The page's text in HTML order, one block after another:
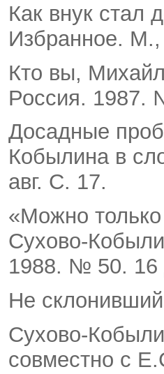
Как внук стал
Избранное. М.,
Кто вы,
Россия. 1987.
Досадные
Кобылина в
авг. С. 17.
«Можно
Сухово-
1988. № 50. 16
Не
Сухово-
совместно с